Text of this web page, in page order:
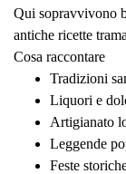
Qui sopravvivono
antiche ricette
Cosa raccontare
Tradizioni
Liquori e
Artigianato
Leggende
Feste